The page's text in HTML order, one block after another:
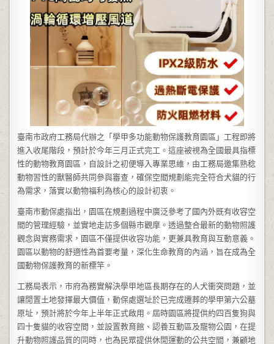
臺南市政府工務局代辦之「學甲多功能動物保護教育園區」工程即將
進入收尾階段，預計於今年三月正式完工。這座被視為全國最具指標
性的動物教育園區，自設計之初便導入專業思維，由工務局邀集熟稔
動物習性的獸醫師共同參與審查，確保空間規劃能完全符合犬貓的行
為需求，落實以動物福利為核心的設計初衷。
臺南市動保處指出，園區在規劃過程中廣泛參考了國內外既有收容空
間的管理經驗，並實地走訪多個縣市觀摩。透過整合最新的動物照護
觀念與實務需求，園區不僅提供收容功能，更兼具教育與互動意義。
園區以動物的舒適性為首要考量，深化生命教育的內涵，旨在成為全
國動物保護教育的新標竿。
工務局表示，市府為務實解決學甲地區長期存在的人犬衝突問題，並
讓閒置土地發揮最大價值，動保處選址於已完成遷葬的學甲第六公墓
原址，預計將於今年上半年正式啟用。屆時園區將提供約四百隻狗與
四十隻貓的收容空間，並設置教育館、認養互動區及寵物公園，在提
升動物照護品質的同時，也為民眾提供休閒運動的公共空間，兼顧地